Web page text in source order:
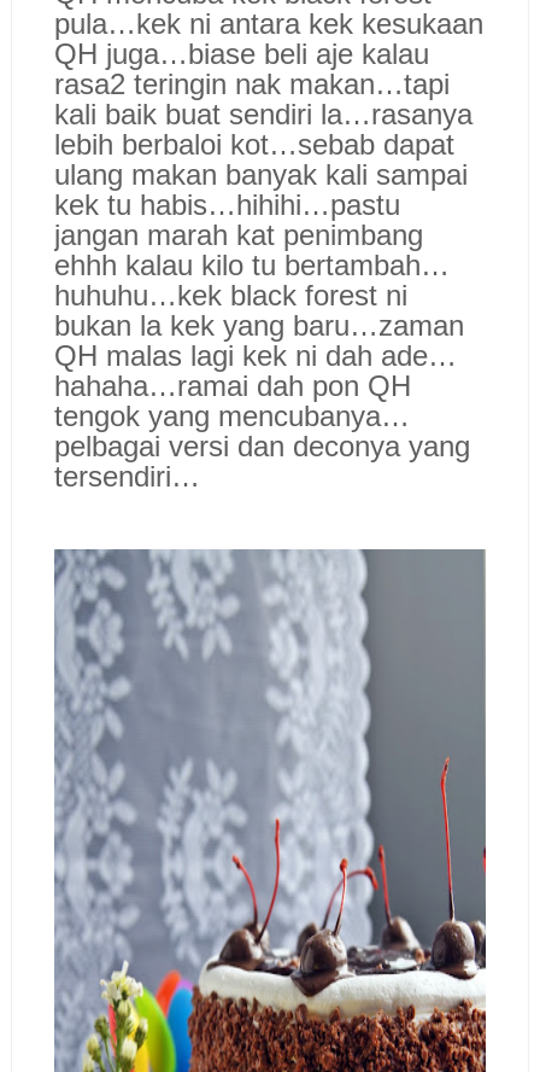
pula…kek ni antara kek kesukaan
QH juga…biase beli aje kalau
rasa2 teringin nak makan…tapi
kali baik buat sendiri la…rasanya
lebih berbaloi kot…sebab dapat
ulang makan banyak kali sampai
kek tu habis…hihihi…pastu
jangan marah kat penimbang
ehhh kalau kilo tu bertambah…
huhuhu…kek black forest ni
bukan la kek yang baru…zaman
QH malas lagi kek ni dah ade…
hahaha…ramai dah pon QH
tengok yang mencubanya…
pelbagai versi dan deconya yang
tersendiri…